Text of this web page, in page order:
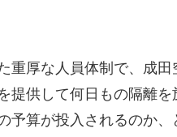
重厚な人員体制で、成田
提供して何日もの隔離を
予算が投入されるのか、